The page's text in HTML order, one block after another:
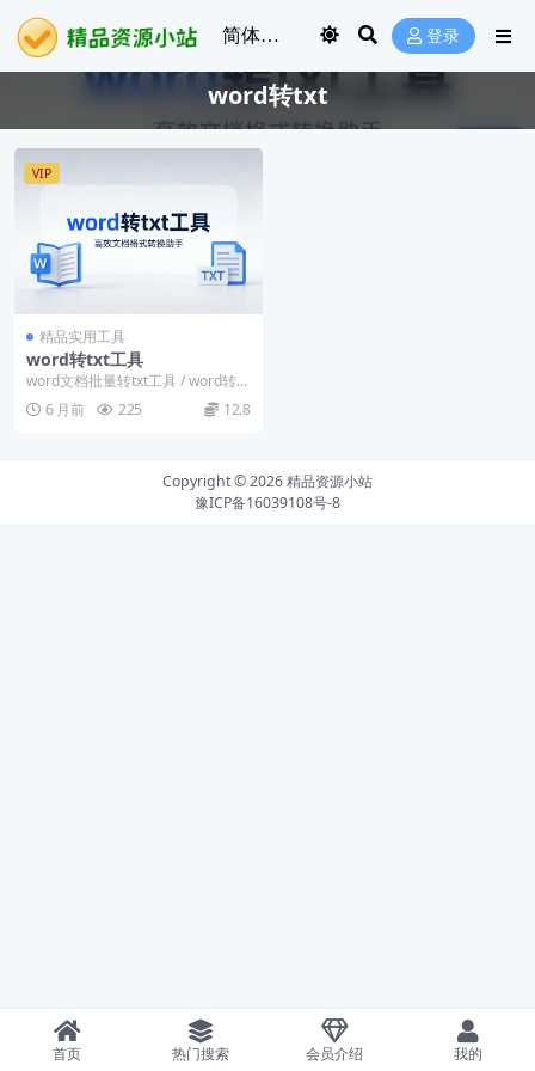
登录
word转txt
VIP
精品实用工具
word转txt工具
word文档批量转txt工具 / word转tx
t软件
6 月前 225 12.8
Copyright © 2026精品资源小站
豫ICP备16039108号-8
首页 热门搜索 会员介绍 我的